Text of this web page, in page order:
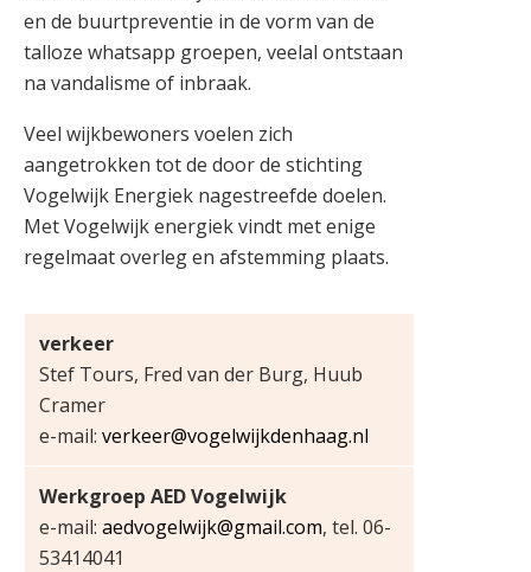
en de buurtpreventie in de vorm van de
talloze whatsapp groepen, veelal ontstaan
na vandalisme of inbraak.
Veel wijkbewoners voelen zich
aangetrokken tot de door de stichting
Vogelwijk Energiek nagestreefde doelen.
Met Vogelwijk energiek vindt met enige
regelmaat overleg en afstemming plaats.
verkeer
Stef Tours, Fred van der Burg, Huub
Cramer
e-mail: verkeer@vogelwijkdenhaag.nl
Werkgroep AED Vogelwijk
e-mail: aedvogelwijk@gmail.com, tel. 06-
53414041